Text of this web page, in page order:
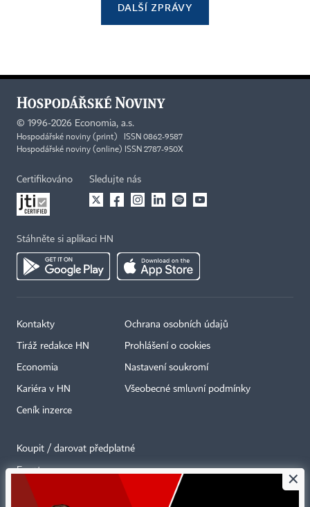
DALŠÍ ZPRÁVY
© 1996-2026 Economia, a.s.
Hospodářské noviny (print) ISSN 0862-9587
Hospodářské noviny (online) ISSN 2787-950X
Certifikováno Sledujte nás
Stáhněte si aplikaci HN
Kontakty
Tiráž redakce HN
Economia
Kariéra v HN
Ceník inzerce
Ochrana osobních údajů
Prohlášení o cookies
Nastavení soukromí
Všeobecné smluvní podmínky
Koupit / darovat předplatné
Eventy
Newslettery
×